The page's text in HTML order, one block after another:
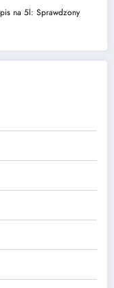
na 5l: Sprawdzony